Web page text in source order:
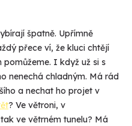
špatně. Upřímně
přece ví, že kluci chtějí
I když už si s
nenechá chladným. Má rád
a nechat ho projet v
? Ve větroni, v
ve větrném tunelu? Má